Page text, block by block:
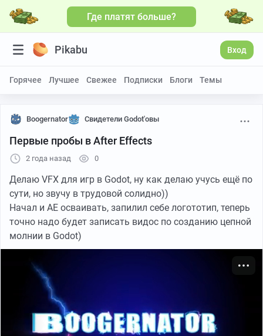
Где платят больше?
Pikabu Вход
Горячее Лучшее Свежее Подписки Блоги Темы
Boogernator Свидетели Godot'овы
Первые пробы в After Effects
2 года назад 0
Делаю VFX для игр в Godot, ну как делаю учусь ещё по
сути, но звучу в трудовой солидно))
Начал и AE осваивать, запилил себе логототип, теперь
точно надо будет записать видос по созданию цепной
молнии в Godot)
Больше видео